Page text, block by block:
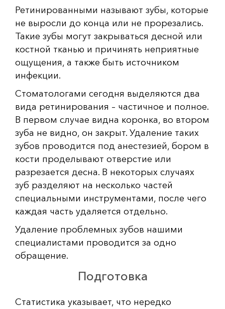
Ретинированными называют зубы, которые
не выросли до конца или не прорезались.
Такие зубы могут закрываться десной или
костной тканью и причинять неприятные
ощущения, а также быть источником
инфекции.
Стоматологами сегодня выделяются два
вида ретинирования – частичное и полное.
В первом случае видна коронка, во втором
зуба не видно, он закрыт. Удаление таких
зубов проводится под анестезией, бором в
кости проделывают отверстие или
разрезается десна. В некоторых случаях
зуб разделяют на несколько частей
специальными инструментами, после чего
каждая часть удаляется отдельно.
Удаление проблемных зубов нашими
специалистами проводится за одно
обращение.
Подготовка
Статистика указывает, что нередко